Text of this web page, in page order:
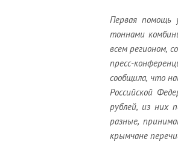
Первая помощь
тоннами
всем регионом,
пресс-
сообщила, что
Российской
рублей, из них
разные,
крымчане